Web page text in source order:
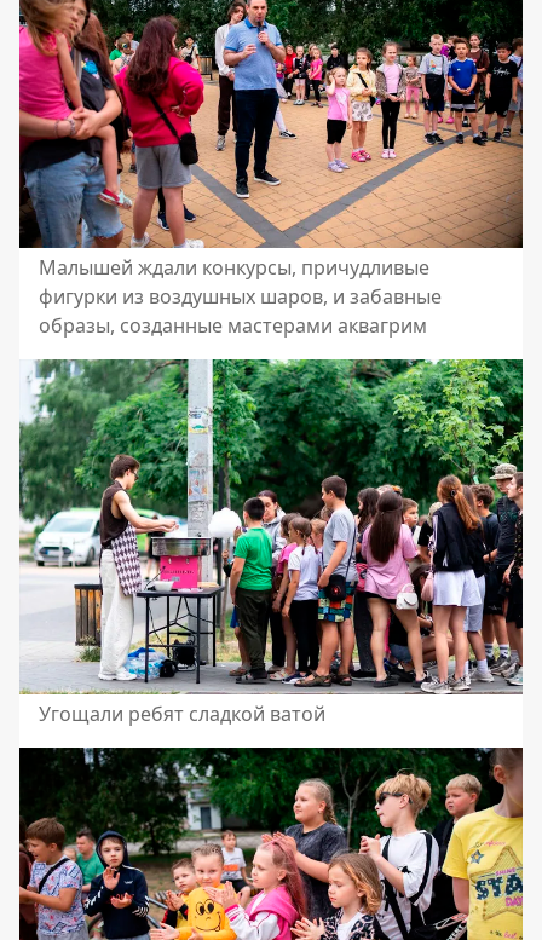
Малышей ждали конкурсы, причудливые
фигурки из воздушных шаров, и забавные
образы, созданные мастерами аквагрим
Угощали ребят сладкой ватой